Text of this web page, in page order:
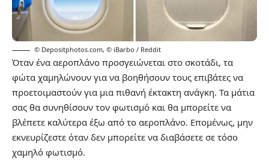
© Depositphotos.com, © iBarbo / Reddit
Όταν ένα αεροπλάνο προσγειώνεται στο σκοτάδι, τα
φώτα χαμηλώνουν για να βοηθήσουν τους επιβάτες να
προετοιμαστούν για μια πιθανή έκτακτη ανάγκη. Τα μάτια
σας θα συνηθίσουν τον φωτισμό και θα μπορείτε να
βλέπετε καλύτερα έξω από το αεροπλάνο. Επομένως, μην
εκνευρίζεστε όταν δεν μπορείτε να διαβάσετε σε τόσο
χαμηλό φωτισμό.